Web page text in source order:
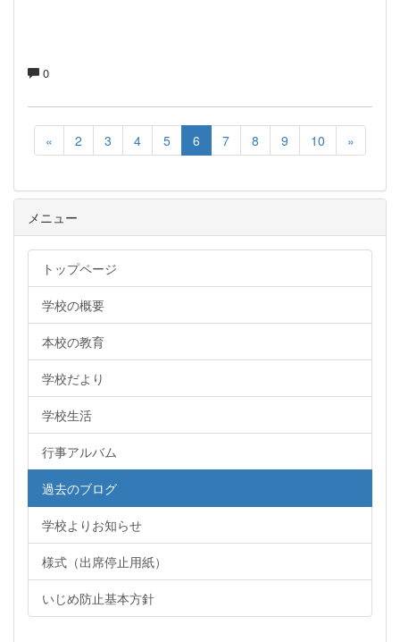
0
« 2 3 4 5 6 7 8 9 10 »
メニュー
トップページ
学校の概要
本校の教育
学校だより
学校生活
行事アルバム
過去のブログ
学校よりお知らせ
様式（出席停止用紙）
いじめ防止基本方針